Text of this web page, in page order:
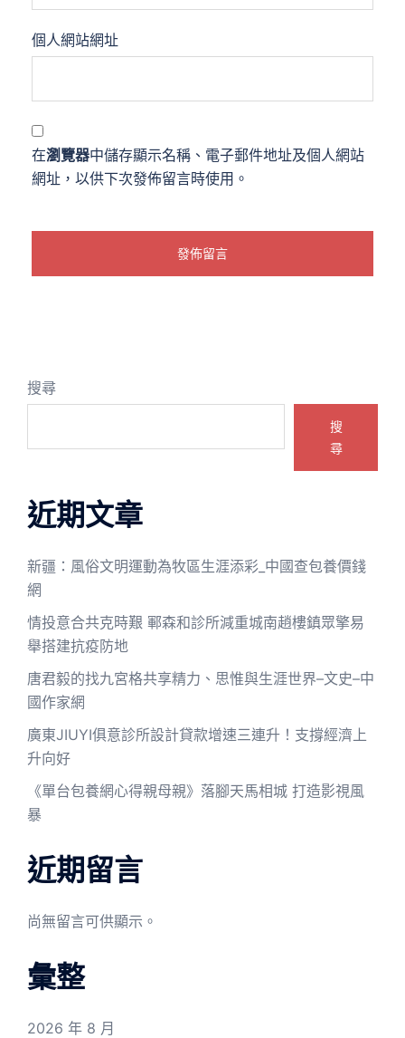
個人網站網址
在瀏覽器中儲存顯示名稱、電子郵件地址及個人網站
網址，以供下次發佈留言時使用。
搜尋
搜
尋
近期文章
新疆：風俗文明運動為牧區生涯添彩_中國查包養價錢
網
情投意合共克時艱 鄆森和診所減重城南趙樓鎮眾擎易
舉搭建抗疫防地
唐君毅的找九宮格共享精力、思惟與生涯世界–文史–中
國作家網
廣東JIUYI俱意診所設計貸款增速三連升！支撐經濟上
升向好
《單台包養網心得親母親》落腳天馬相城 打造影視風
暴
近期留言
尚無留言可供顯示。
彙整
2026 年 8 月